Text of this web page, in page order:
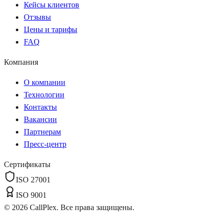
Кейсы клиентов
Отзывы
Цены и тарифы
FAQ
Компания
О компании
Технологии
Контакты
Вакансии
Партнерам
Пресс-центр
Сертификаты
ISO 27001
ISO 9001
© 2026 CallPlex. Все права защищены.